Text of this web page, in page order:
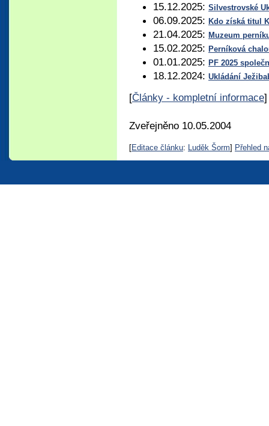
15.12.2025: Silvestrovské
06.09.2025: Kdo získá titul
21.04.2025: Muzeum
15.02.2025: Perníková
01.01.2025: PF 2025
18.12.2024: Ukládání
[Články - kompletní informace]
Zveřejněno 10.05.2004
[Editace článku: Luděk Šorm] Přehled